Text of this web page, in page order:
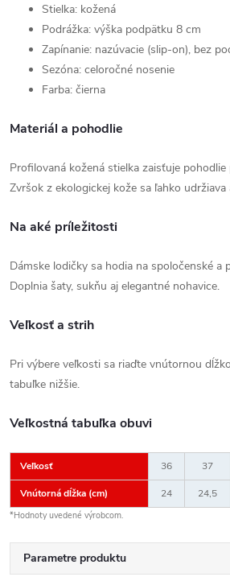
Stielka: kožená
Podrážka: výška podpätku 8 cm
Zapínanie: nazúvacie (slip-on), bez
Sezóna: celoročné nosenie
Farba: čierna
Materiál a pohodlie
Profilovaná kožená stielka zaisťuje
Zvršok z ekologickej kože sa ľahko udržiava
Na aké príležitosti
Dámske lodičky sa hodia na spoločenské a
Doplnia šaty, sukňu aj elegantné nohavice.
Veľkosť a strih
Pri výbere veľkosti sa riaďte vnútornou
tabuľke nižšie.
Veľkostná tabuľka obuvi
Veľkosť 36 37
Vnútorná dĺžka (cm) 24 24,5
*Hodnoty uvedené výrobcom.
Parametre produktu